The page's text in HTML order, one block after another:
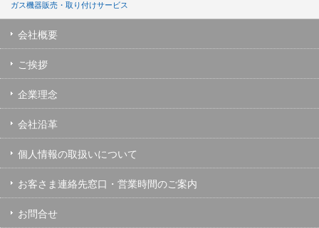
ガス機器販売・取り付けサービス
会社概要
ご挨拶
企業理念
会社沿革
個人情報の取扱いについて
お客さま連絡先窓口・営業時間のご案内
お問合せ